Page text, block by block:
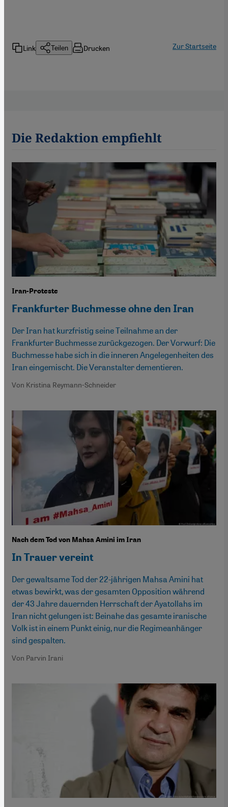
Link Teilen Drucken Zur Startseite
Die Redaktion empfiehlt
Iran-Proteste
Frankfurter Buchmesse ohne den Iran
Der Iran hat kurzfristig seine Teilnahme an der
Frankfurter Buchmesse zurückgezogen. Der Vorwurf: Die
Buchmesse habe sich in die inneren Angelegenheiten des
Iran eingemischt. Die Veranstalter dementieren.
Von Kristina Reymann-Schneider
Nach dem Tod von Mahsa Amini im Iran
In Trauer vereint
Der gewaltsame Tod der 22-jährigen Mahsa Amini hat
etwas bewirkt, was der gesamten Opposition während
der 43 Jahre dauernden Herrschaft der Ayatollahs im
Iran nicht gelungen ist: Beinahe das gesamte iranische
Volk ist in einem Punkt einig, nur die Regimeanhänger
sind gespalten.
Von Parvin Irani